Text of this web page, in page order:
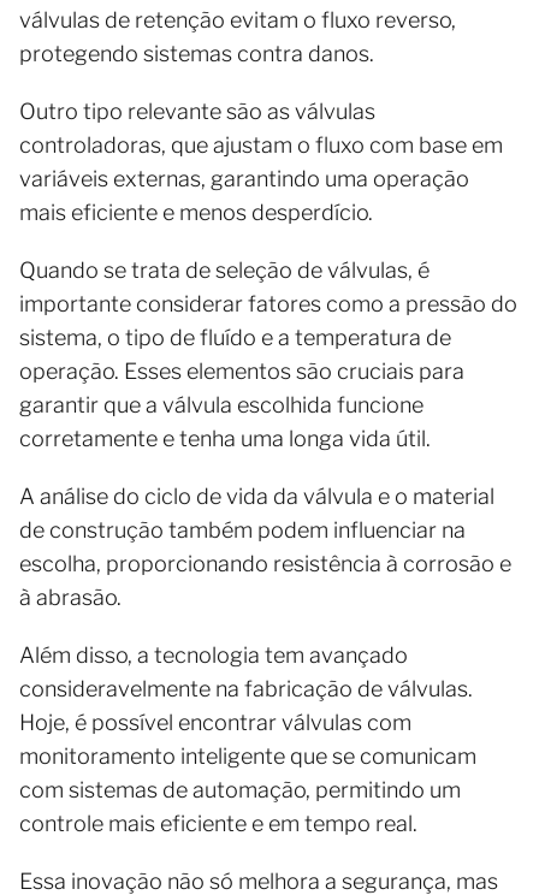
válvulas de retenção evitam o fluxo reverso,
protegendo sistemas contra danos.
Outro tipo relevante são as válvulas
controladoras, que ajustam o fluxo com base em
variáveis externas, garantindo uma operação
mais eficiente e menos desperdício.
Quando se trata de seleção de válvulas, é
importante considerar fatores como a pressão do
sistema, o tipo de fluído e a temperatura de
operação. Esses elementos são cruciais para
garantir que a válvula escolhida funcione
corretamente e tenha uma longa vida útil.
A análise do ciclo de vida da válvula e o material
de construção também podem influenciar na
escolha, proporcionando resistência à corrosão e
à abrasão.
Além disso, a tecnologia tem avançado
consideravelmente na fabricação de válvulas.
Hoje, é possível encontrar válvulas com
monitoramento inteligente que se comunicam
com sistemas de automação, permitindo um
controle mais eficiente e em tempo real.
Essa inovação não só melhora a segurança, mas